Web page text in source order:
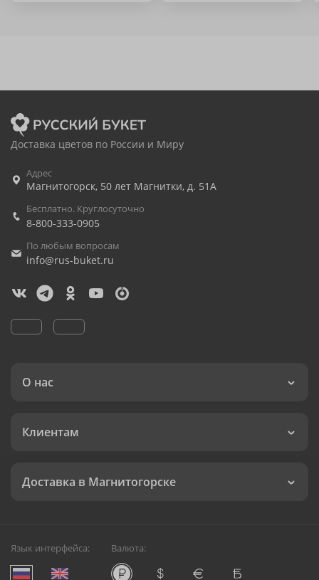
Доставка цветов по России и Миру
Адрес
Магнитогорск, 50 лет Магнитки, д. 51А
Бесплатно. Круглосуточно
8-800-333-0905
По любым вопросам
info@rus-buket.ru
О нас
Клиентам
Доставка в Магнитогорске
Язык интерфейса: Валюта: